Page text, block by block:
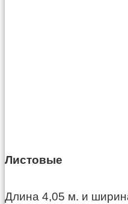
Листовые
Длина 4,05 м. и